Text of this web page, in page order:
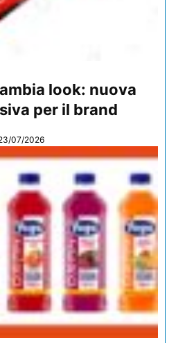
look: nuova
per il brand
07/2026